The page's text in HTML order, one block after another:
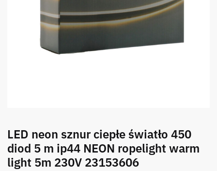
LED neon sznur ciepłe światło 450
diod 5 m ip44 NEON ropelight warm
light 5m 230V 23153606